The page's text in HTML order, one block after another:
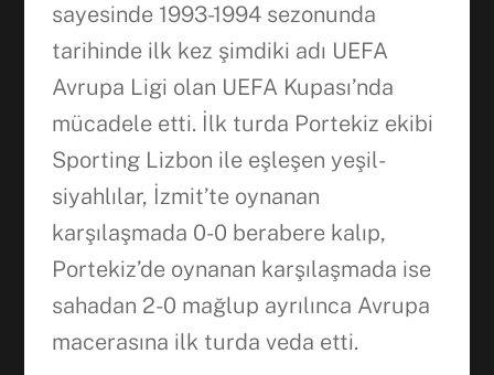
sayesinde 1993-1994 sezonunda
tarihinde ilk kez şimdiki adı UEFA
Avrupa Ligi olan UEFA Kupası’nda
mücadele etti. İlk turda Portekiz ekibi
Sporting Lizbon ile eşleşen yeşil-
siyahlılar, İzmit’te oynanan
karşılaşmada 0-0 berabere kalıp,
Portekiz’de oynanan karşılaşmada ise
sahadan 2-0 mağlup ayrılınca Avrupa
macerasına ilk turda veda etti.